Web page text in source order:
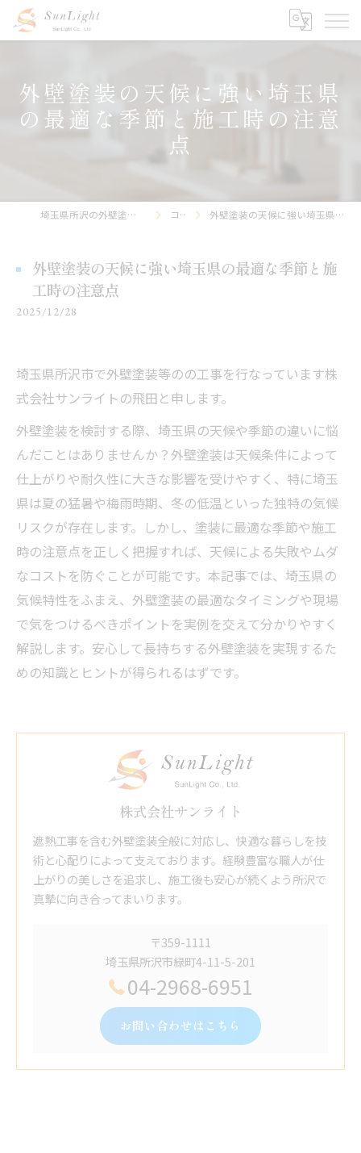
外壁塗装の天候に強い埼玉県
の最適な季節と施工時の注意
点
埼玉県所沢の外壁塗装なら株式会社サンライト コラム 外壁塗装の天候に強い埼玉県の最適な季節と施工時の注意点
外壁塗装の天候に強い埼玉県の最適な季節と施
工時の注意点
2025/12/28
埼玉県所沢市で外壁塗装等のの工事を行なっています株
式会社サンライトの飛田と申します。
外壁塗装を検討する際、埼玉県の天候や季節の違いに悩
んだことはありませんか？外壁塗装は天候条件によって
仕上がりや耐久性に大きな影響を受けやすく、特に埼玉
県は夏の猛暑や梅雨時期、冬の低温といった独特の気候
リスクが存在します。しかし、塗装に最適な季節や施工
時の注意点を正しく把握すれば、天候による失敗やムダ
なコストを防ぐことが可能です。本記事では、埼玉県の
気候特性をふまえ、外壁塗装の最適なタイミングや現場
で気をつけるべきポイントを実例を交えて分かりやすく
解説します。安心して長持ちする外壁塗装を実現するた
めの知識とヒントが得られるはずです。
株式会社サンライト
遮熱工事を含む外壁塗装全般に対応し、快適な暮らしを技
術と心配りによって支えております。経験豊富な職人が仕
上がりの美しさを追求し、施工後も安心が続くよう所沢で
真摯に向き合ってまいります。
〒359-1111
埼玉県所沢市緑町4-11-5-201
04-2968-6951
お問い合わせはこちら